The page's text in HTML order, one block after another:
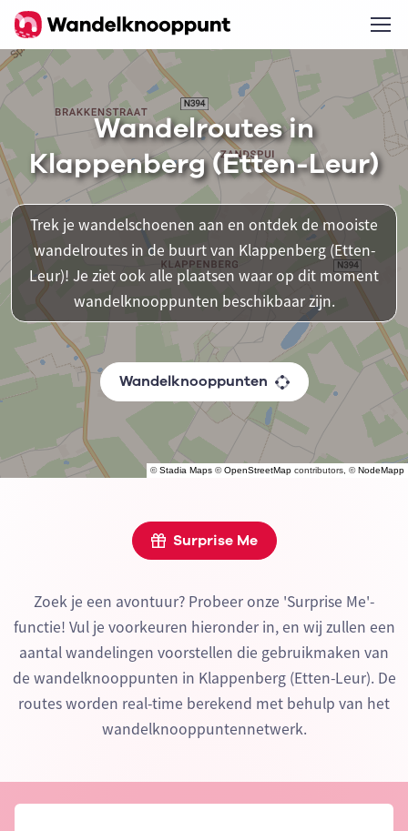
©Stadia Maps ©OpenStreetMap contributors, ©NodeMapp
Wandelroutes in
Klappenberg (Etten-Leur)
Trek je wandelschoenen aan en ontdek de mooiste
wandelroutes in de buurt van Klappenberg (Etten-
Leur)! Je ziet ook alle plaatsen waar op dit moment
wandelknooppunten beschikbaar zijn.
Wandelknooppunten
Surprise Me
Zoek je een avontuur? Probeer onze 'Surprise Me'-
functie! Vul je voorkeuren hieronder in, en wij zullen een
aantal wandelingen voorstellen die gebruikmaken van
de wandelknooppunten in Klappenberg (Etten-Leur). De
routes worden real-time berekend met behulp van het
wandelknooppuntennetwerk.